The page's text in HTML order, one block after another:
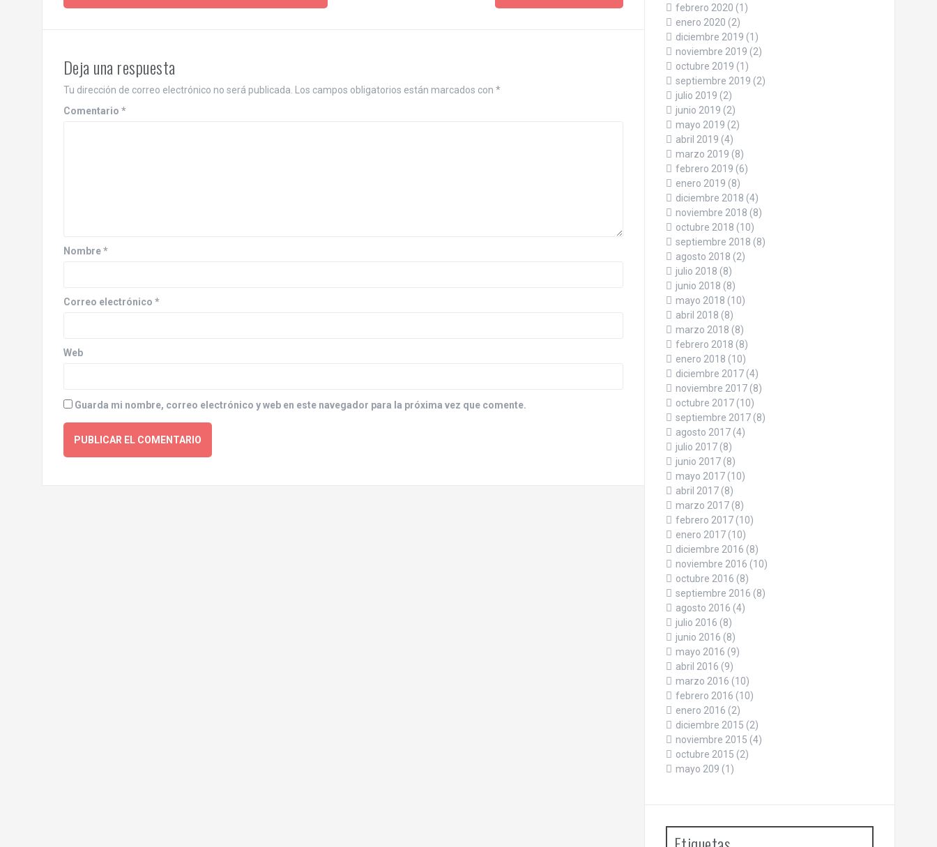
s
t
n
a
i
n
Deja una respuesta
Tu dirección de correo electrónico no será publicada. Los campos obligatorios están marcados con *
Comentario *
Nombre*
Correo electrónico *
Web
Guarda mi nombre, correo electrónico y web en este navegador para la próxima vez que comente.
febrero 2020 (1)
enero 2020 (2)
diciembre 2019 (1)
noviembre 2019 (2)
octubre 2019 (1)
septiembre 2019 (2)
julio 2019 (2)
junio 2019 (2)
mayo 2019 (2)
abril 2019 (4)
marzo 2019 (8)
febrero 2019 (6)
enero 2019 (8)
diciembre 2018 (4)
noviembre 2018 (8)
octubre 2018 (10)
septiembre 2018 (8)
agosto 2018 (2)
julio 2018 (8)
junio 2018 (8)
mayo 2018 (10)
abril 2018 (8)
marzo 2018 (8)
febrero 2018 (8)
enero 2018 (10)
diciembre 2017(4)
noviembre 2017(8)
octubre 2017(10)
septiembre 2017(8)
agosto 2017(4)
julio 2017(8)
junio 2017(8)
mayo 2017(10)
abril 2017(8)
marzo 2017(8)
febrero 2017(10)
enero 2017(10)
diciembre 2016 (8)
noviembre 2016 (10)
octubre 2016 (8)
septiembre 2016 (8)
agosto 2016 (4)
julio 2016 (8)
junio 2016 (8)
mayo 2016 (9)
abril 2016 (9)
marzo 2016 (10)
febrero 2016 (10)
enero 2016 (2)
diciembre 2015 (2)
noviembre 2015 (4)
octubre 2015 (2)
mayo 209 (1)